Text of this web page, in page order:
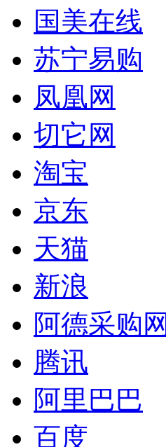
国美在线
苏宁易购
凤凰网
切它网
淘宝
京东
天猫
新浪
阿德采购网
腾讯
阿里巴巴
百度